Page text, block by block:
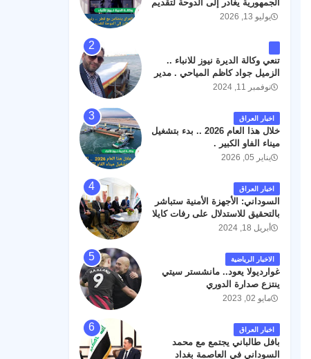
الجمهورية يغادر إلى الدوحة لتقديم
واجب العزاء .
يوليو 13, 2026
تنعي وكالة الديرة نيوز للانباء ..
الزميل جواد كاظم المياحي . مدير
الخطوط الجوية العراقية السابق
البصرة الدولي اليوم الاثنين على
الطريق المؤدي من البوابة
الرئيسة الى صالة المسافرين .
حيث كان سبب الحادث يعود
لتصادم عجلته مع عجلة نوع كيا بنكو
مطار البصرة الدولي . سائلين الله
عز وجل ان يتغمد الفقيد بواسع
رحمته ، و انا لله وانا اليه راجعون .
نوفمبر 11, 2024
اخبار العراق
خلال هذا العام 2026 .. بدء بتشغيل
ميناء الفاو الكبير .
يناير 05, 2026
اخبار العراق
السوداني: الأجهزة الأمنية ستباشر
بالتحقيق للاستدلال على رفات كايلا
مولرأبريل 18, 2024
الاخبار الرياضية
غوارديولا يعود.. مانشستر سيتي
ينتزع صدارة الدوري
مايو 02, 2023
اخبار العراق
بافل طالباني يجتمع مع محمد
السوداني في العاصمة بغداد